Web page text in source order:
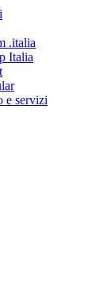
.italia
Italia
e servizi